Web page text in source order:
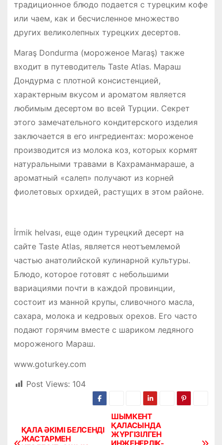
традиционное блюдо подается с турецким кофе
или чаем, как и бесчисленное множество
других великолепных турецких десертов.
Maraş Dondurma (мороженое Maraş) также
входит в путеводитель Taste Atlas. Мараш
Дондурма с плотной консистенцией,
характерным вкусом и ароматом является
любимым десертом во всей Турции. Секрет
этого замечательного кондитерского изделия
заключается в его ингредиентах: мороженое
производится из молока коз, которых кормят
натуральными травами в Кахраманмараше, а
ароматный «салеп» получают из корней
фиолетовых орхидей, растущих в этом районе.
İrmik helvası, еще один турецкий десерт на
сайте Taste Atlas, является неотъемлемой
частью анатолийской кулинарной культуры.
Блюдо, которое готовят с небольшими
вариациями почти в каждой провинции,
состоит из манной крупы, сливочного масла,
сахара, молока и кедровых орехов. Его часто
подают горячим вместе с шариком ледяного
мороженого Мараш.
www.goturkey.com
Post Views: 104
Н
ШЫМКЕНТ
ҚАЛАСЫНДА
ЖҮРГІЗІЛГЕН
ҚАЛА ӘКІМІ БЕЛСЕНДІ
ЖАСТАРМЕН